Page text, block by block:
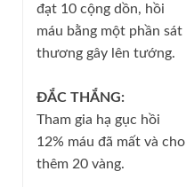
đạt 10 cộng dồn, hồi
máu bằng một phần sát
thương gây lên tướng.
ĐẮC THẮNG:
Tham gia hạ gục hồi
12% máu đã mất và cho
thêm 20 vàng.